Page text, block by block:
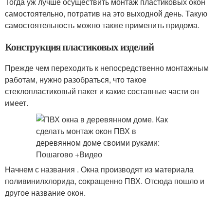
самостоятельно, потратив на это выходной день. Такую
самостоятельность можно также применить придома.
Конструкция пластиковых изделий
Прежде чем переходить к непосредственно монтажным
работам, нужно разобраться, что такое
стеклопластиковый пакет и какие составные части он
имеет.
Начнем с названия . Окна производят из материала
поливинилхлорида, сокращенно ПВХ. Отсюда пошло и
другое название окон.